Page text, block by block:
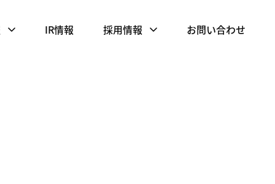
IR情報 採用情報 お問い合わせ